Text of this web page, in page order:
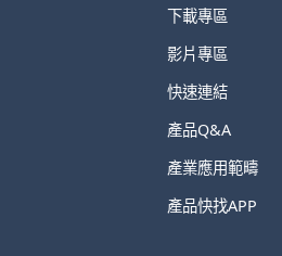
下載專區
影片專區
快速連結
產品Q&A
產業應用範疇
產品快找APP